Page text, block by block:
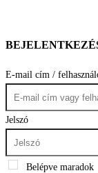
E-mail cím /
Jelszó
Belépve maradok